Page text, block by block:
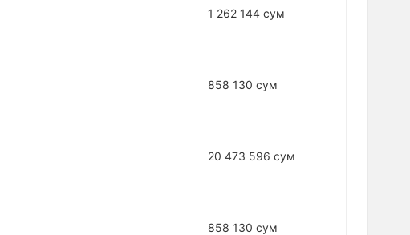
1 262 144 сум
858 130 сум
20 473 596 сум
858 130 сум